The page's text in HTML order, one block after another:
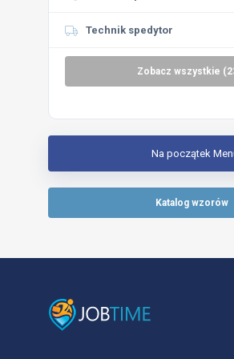
Technik spedytor
Zobacz wszystkie
Na początek
Katalog wzorów